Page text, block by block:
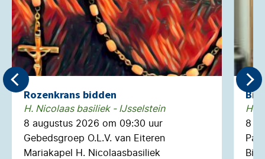
Rozenkrans bidden
H. Nicolaas basiliek - IJsselstein
8 augustus 2026 om 09:30 uur
Gebedsgroep O.L.V. van Eiteren
Mariakapel H. Nicolaasbasiliek
H.
8